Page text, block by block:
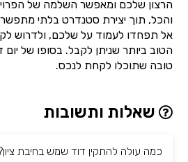
הרצון שלכם ומאפשר השלמה של
והכל, תוך יצירת סטנדרט בלתי
אל תפחדו לעמוד על שלכם, ולדרוש
הטוב ביותר שניתן לקבל. בסופו של
טובה שתוכלו לקחת לנכס.
שאלות ותשובות
כמה עולה להתקין דוד שמש בחיבת